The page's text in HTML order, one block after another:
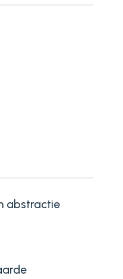
abstractie